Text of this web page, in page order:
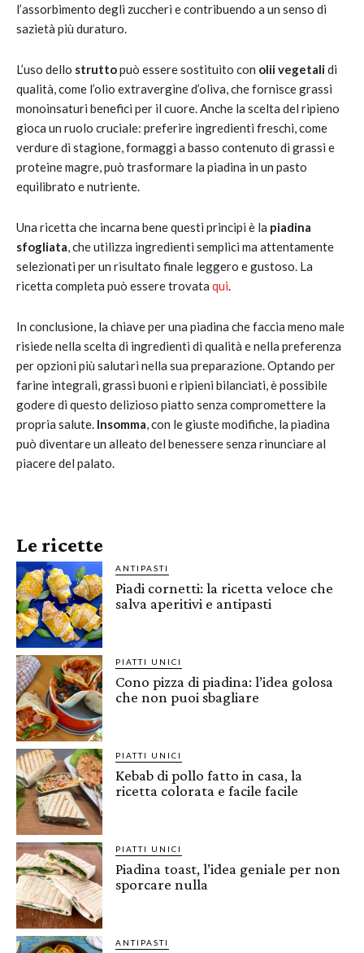
l’assorbimento degli zuccheri e contribuendo a un senso di
sazietà più duraturo.
L’uso dello struttopuò essere sostituito con olii vegetalidi
qualità, come l’olio extravergine d’oliva, che fornisce grassi
monoinsaturi benefici per il cuore. Anche la scelta del ripieno
gioca un ruolo cruciale: preferire ingredienti freschi, come
verdure di stagione, formaggi a basso contenuto di grassi e
proteine magre, può trasformare la piadina in un pasto
equilibrato e nutriente.
Una ricetta che incarna bene questi principi è la piadina
sfogliata, che utilizza ingredienti semplici ma attentamente
selezionati per un risultato finale leggero e gustoso. La
ricetta completa può essere trovata qui.
In conclusione, la chiave per una piadina che faccia meno male
risiede nella scelta di ingredienti di qualità e nella preferenza
per opzioni più salutari nella sua preparazione. Optando per
farine integrali, grassi buoni e ripieni bilanciati, è possibile
godere di questo delizioso piatto senza compromettere la
propria salute. Insomma, con le giuste modifiche, la piadina
può diventare un alleato del benessere senza rinunciare al
piacere del palato.
Le ricette
ANTIPASTI
Piadi cornetti: la ricetta veloce che
salva aperitivi e antipasti
PIATTI UNICI
Cono pizza di piadina: l’idea golosa
che non puoi sbagliare
PIATTI UNICI
Kebab di pollo fatto in casa, la
ricetta colorata e facile facile
PIATTI UNICI
Piadina toast, l’idea geniale per non
sporcare nulla
ANTIPASTI